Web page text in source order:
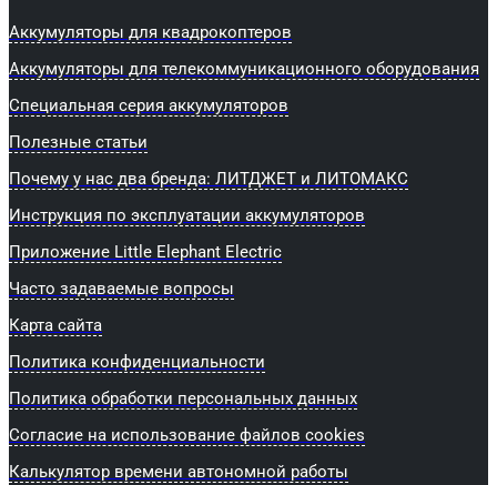
Аккумуляторы для квадрокоптеров
Аккумуляторы для телекоммуникационного оборудования
Специальная серия аккумуляторов
Полезные статьи
Почему у нас два бренда: ЛИТДЖЕТ и ЛИТОМАКС
Инструкция по эксплуатации аккумуляторов
Приложение Little Elephant Electric
Часто задаваемые вопросы
Карта сайта
Политика конфиденциальности
Политика обработки персональных данных
Согласие на использование файлов cookies
Калькулятор времени автономной работы